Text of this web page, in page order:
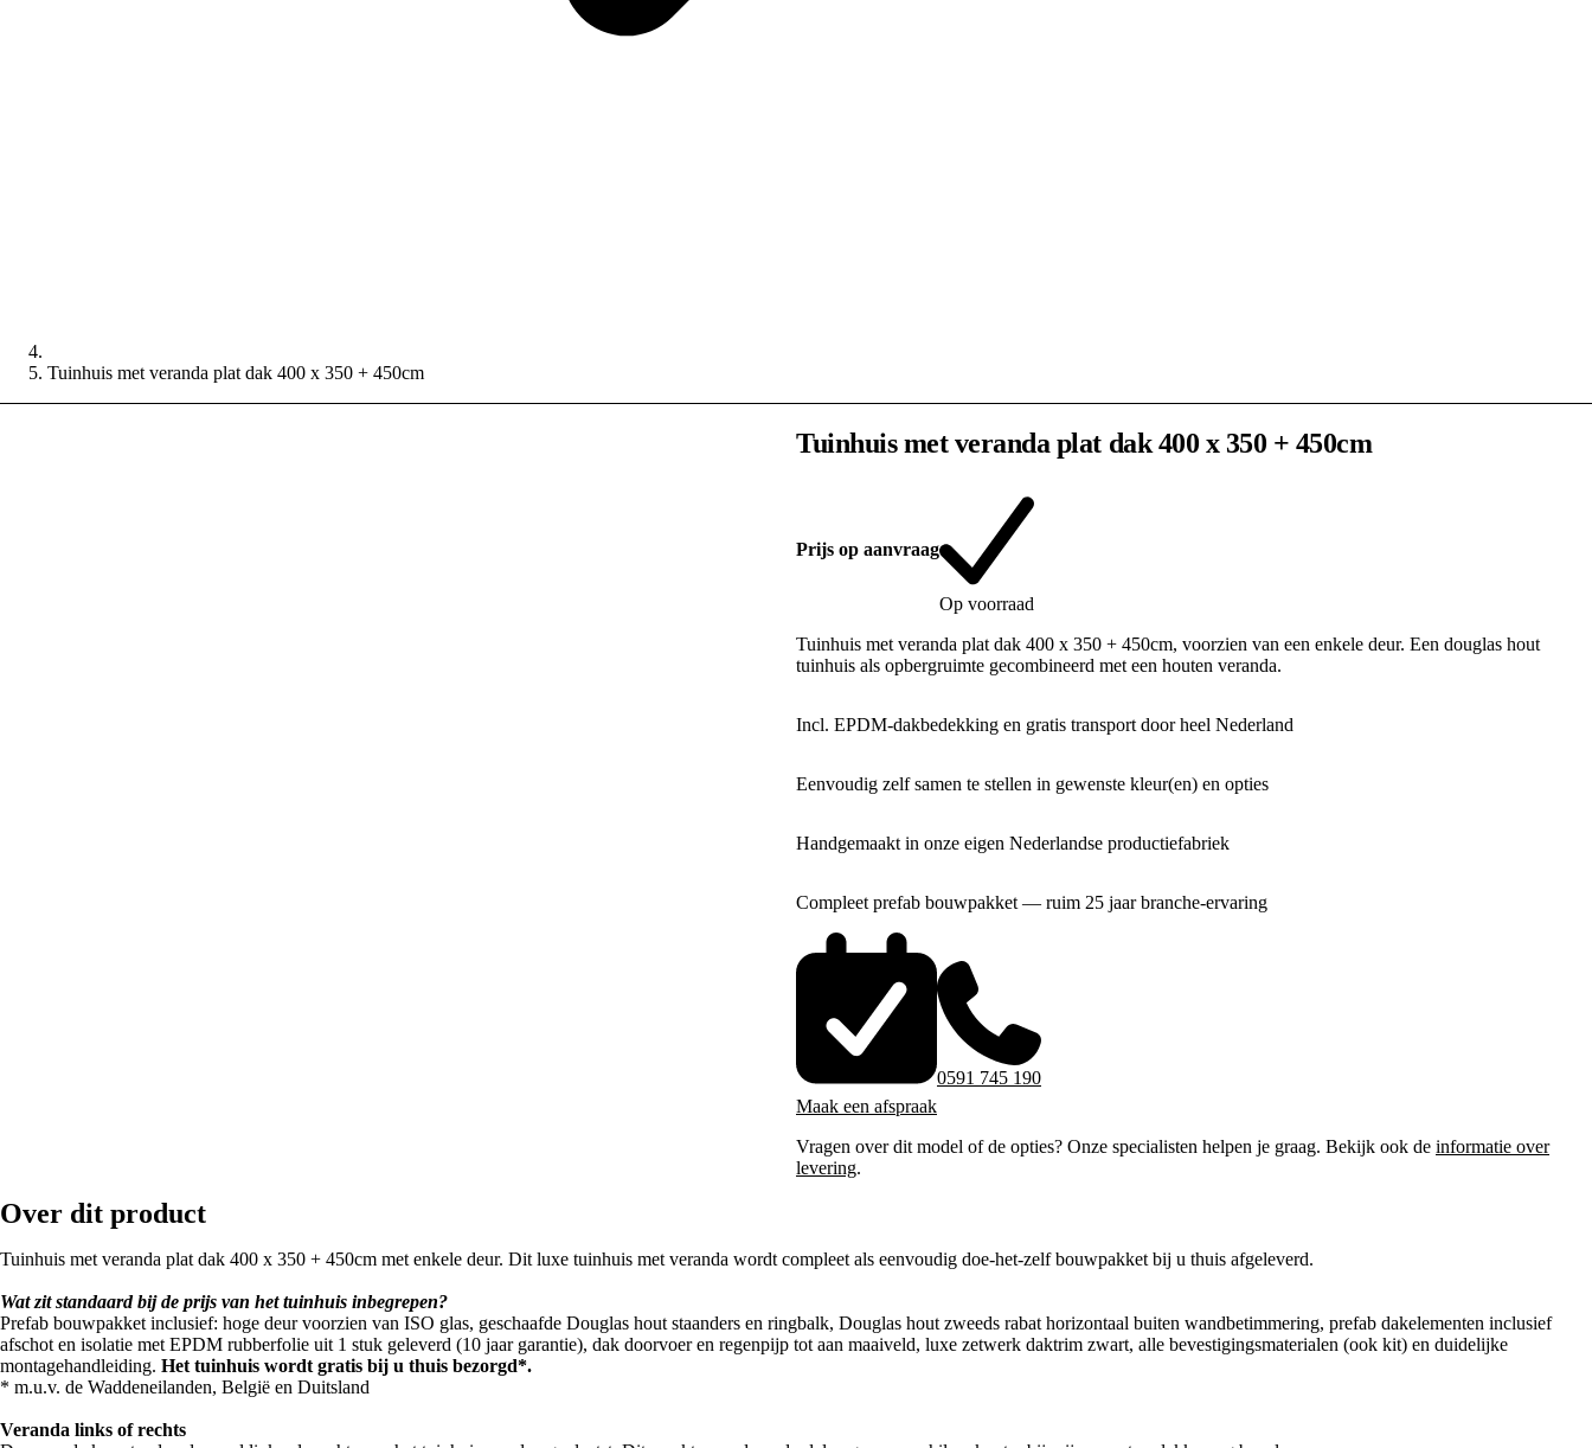
Tuinhuis met veranda plat dak 400 x 350 + 450cm
Tuinhuis met veranda plat dak 400 x 350 + 450cm
Prijs op aanvraag
Op voorraad
Tuinhuis met veranda plat dak 400 x 350 + 450cm, voorzien van een enkele deur. Een douglas hout
tuinhuis als opbergruimte gecombineerd met een houten veranda.
Incl. EPDM-dakbedekking en gratis transport door heel Nederland
Eenvoudig zelf samen te stellen in gewenste kleur(en) en opties
Handgemaakt in onze eigen Nederlandse productiefabriek
Compleet prefab bouwpakket — ruim 25 jaar branche-ervaring
Maak een afspraak
0591 745 190
Vragen over dit model of de opties? Onze specialisten helpen je graag. Bekijk ook de informatie over
levering.
Over dit product
Tuinhuis met veranda plat dak 400 x 350 + 450cm met enkele deur. Dit luxe tuinhuis met veranda wordt compleet als eenvoudig doe-het-zelf bouwpakket bij u thuis afgeleverd.
Wat zit standaard bij de prijs van het tuinhuis inbegrepen?
Prefab bouwpakket inclusief: hoge deur voorzien van ISO glas, geschaafde Douglas hout staanders en ringbalk, Douglas hout zweeds rabat horizontaal buiten wandbetimmering, prefab dakelementen inclusief
afschot en isolatie met EPDM rubberfolie uit 1 stuk geleverd (10 jaar garantie), dak doorvoer en regenpijp tot aan maaiveld, luxe zetwerk daktrim zwart, alle bevestigingsmaterialen (ook kit) en duidelijke
montagehandleiding. Het tuinhuis wordt gratis bij u thuis bezorgd*.
* m.u.v. de Waddeneilanden, België en Duitsland
Veranda links of rechts